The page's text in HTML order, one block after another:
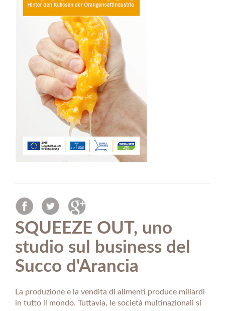
SQUEEZE OUT, uno
studio sul business del
Succo d'Arancia
La produzione e la vendita di alimenti produce miliardi
in tutto il mondo. Tuttavia, le società multinazionali si